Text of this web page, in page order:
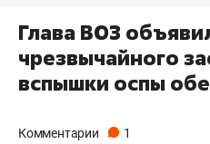
Глава ВОЗ
чрезвычайного
вспышки оспы
Комментарии 1